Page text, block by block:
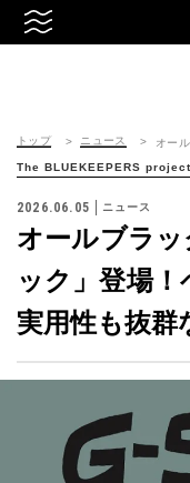
トップ ニュース オー
The BLUEKEEPERS project
2026.06.05 ニュース
オールブラ
ック」登場！
実用性も抜群